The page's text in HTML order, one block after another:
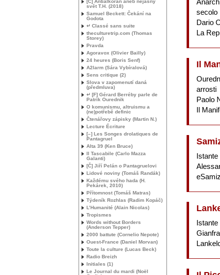
secolo
Dario
La
Il
arrosti
Paolo
Il
Istante
Istante
[Č] Antialkorán aneb nejasný
svět T.H. (2018)
Samuel Beckett: Čekání na
Godota
↵ Classé sans suite
theculturetrip.com (Thomas
Storey)
Pravda
Agoravox (Olivier Bailly)
24 heures (Boris Senf)
A2larm (Sára Vybíralová)
Sens critique (2)
Slova v zapomenutí daná
(předmluva)
↵ [F] Gérard Berréby parle de
Patrik Ourednik
O komunismu, altruismu a
(ne)potřebě definic
Čtenářovy zápisky (Martin N.)
Lecture Écriture
[–] Les Songes drolatiques de
Pantagruel
Alta 39 (Ken Bruce)
Il Tascabile (Carlo Mazza
Galanti)
[Č] Jiří Pelán o Pantagruelovi
Lidové noviny (Tomáš Randák)
Každému svého hada (H.
Pekárek, 2010)
Přítomnost (Tomáš Matras)
Týdeník Rozhlas (Radim Kopáč)
L’Humanité (Alain Nicolas)
Tropismes
Words without Borders
(Anderson Tepper)
2000 battute (Cornelio Nepote)
Ouest-France (Daniel Morvan)
Toute la culture (Lucas Beck)
Radio Breizh
Initiales (1)
Le Journal du mardi (Noël